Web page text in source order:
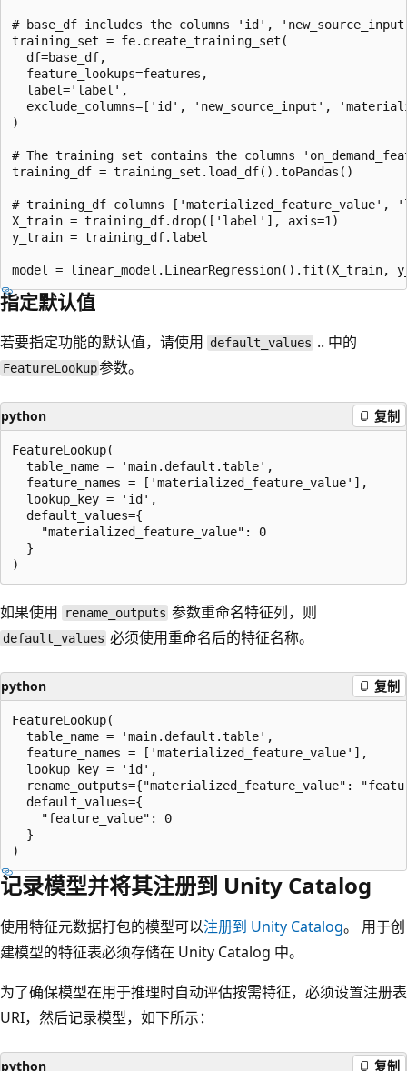
# base_df includes the columns 'id',
training_set = fe.create_training_set(
  df=base_df,
  feature_lookups=features,
  label='label',
exclude_columns=['id', 'new_source_input',
)
# The training set contains the columns
training_df = training_set.load_df().toPandas()
# training_df columns ['materialized_feature_value',
X_train = training_df.drop(['label'], axis=1)
y_train = training_df.label
指定默认值
若要指定功能的默认值，请使用 default_values .. 中的
FeatureLookup参数。
python 复制
FeatureLookup(
  table_name = 'main.default.table',
  feature_names = ['materialized_feature_value'],
  lookup_key = 'id',
  default_values={
    "materialized_feature_value": 0
  }
如果使用 rename_outputs 参数重命名特征列，则
default_values 必须使用重命名后的特征名称。
python 复制
FeatureLookup(
  table_name = 'main.default.table',
  feature_names = ['materialized_feature_value'],
  lookup_key = 'id',
rename_outputs={"materialized_feature_value":
  default_values={
    "feature_value": 0
  }
记录模型并将其注册到 Unity Catalog
使用特征元数据打包的模型可以注册到 Unity Catalog。 用于创
建模型的特征表必须存储在 Unity Catalog 中。
为了确保模型在用于推理时自动评估按需特征，必须设置注册表
URI，然后记录模型，如下所示：
python 复制